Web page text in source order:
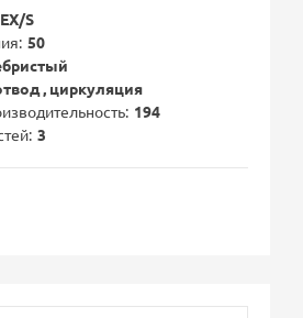
S
50
, циркуляция
194
3